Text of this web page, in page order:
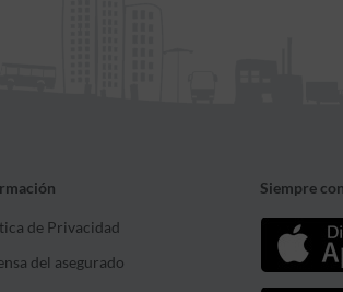
de Privacidad
del asegurado
Siempre